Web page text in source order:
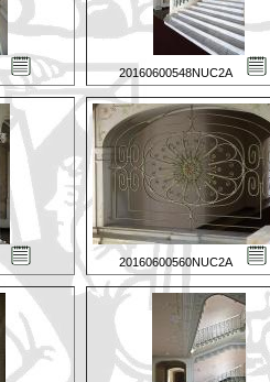
20160600548NUC2A
20160600560NUC2A